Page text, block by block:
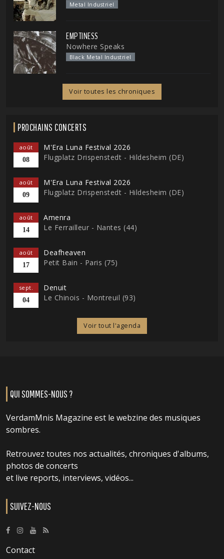
Metal Industriel
EMPTINESS
Nowhere Speaks
Black Metal Industriel
Voir toutes les chroniques
PROCHAINS CONCERTS
août
08
M'Era Luna Festival 2026
Flugplatz Drispenstedt - Hildesheim (DE)
août
09
M'Era Luna Festival 2026
Flugplatz Drispenstedt - Hildesheim (DE)
août
14
Amenra
Le Ferrailleur - Nantes (44)
août
17
Deafheaven
Petit Bain - Paris (75)
sept.
04
Denuit
Le Chinois - Montreuil (93)
Voir tout l'agenda
QUI SOMMES-NOUS ?
VerdamMnis Magazine est le webzine des musiques
sombres.
Retrouvez toutes nos actualités, chroniques d'albums,
photos de concerts
et live reports, interviews, vidéos...
SUIVEZ-NOUS
Contact